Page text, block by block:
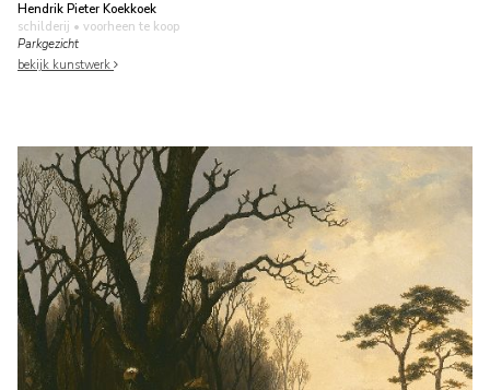
Hendrik Pieter Koekkoek
schilderij • voorheen te koop
Parkgezicht
bekijk kunstwerk